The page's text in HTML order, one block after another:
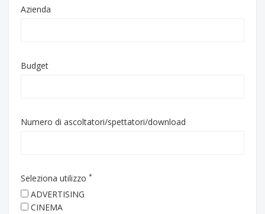
Azienda
Budget
Numero di ascoltatori/spettatori/download
Seleziona utilizzo *
ADVERTISING
CINEMA